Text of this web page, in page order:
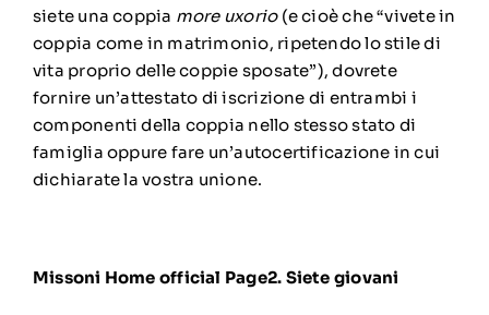
siete una coppia more uxorio (e cioè che “vivete in
coppia come in matrimonio, ripetendo lo stile di
vita proprio delle coppie sposate”), dovrete
fornire un’attestato di iscrizione di entrambi i
componenti della coppia nello stesso stato di
famiglia oppure fare un’autocertificazione in cui
dichiarate la vostra unione.
Missoni Home official Page2. Siete giovani